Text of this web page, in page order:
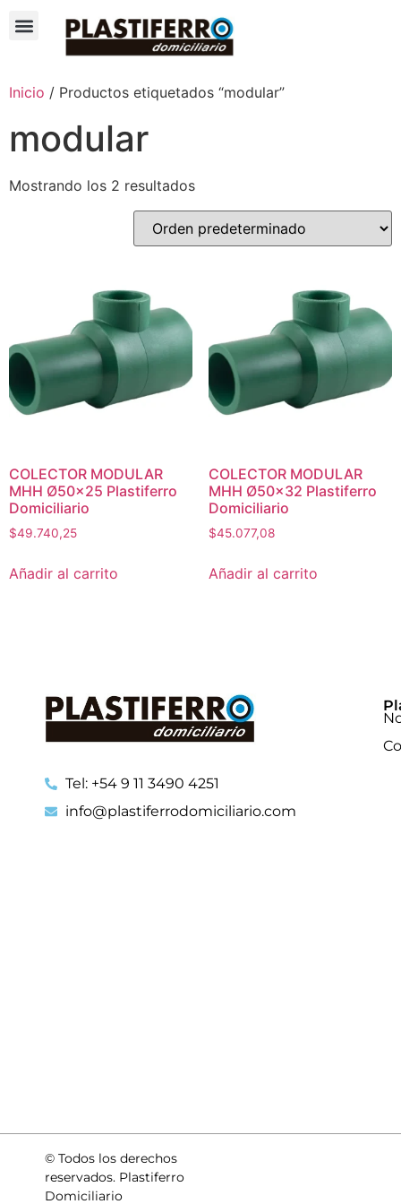
Inicio / Productos etiquetados “modular”
modular
Mostrando los 2 resultados
COLECTOR MODULAR
MHH Ø50×25 Plastiferro
Domiciliario
$49.740,25
Añadir al carrito
COLECTOR MODULAR
MHH Ø50×32 Plastiferro
Domiciliario
$45.077,08
Añadir al carrito
Tel: +54 9 11 3490 4251
info@plastiferrodomiciliario.com
© Todos los derechos
reservados. Plastiferro
Domiciliario